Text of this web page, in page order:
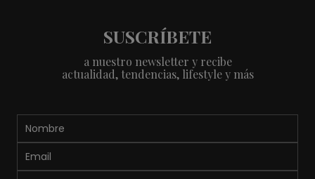
SUSCRÍBETE
a nuestro newsletter y recibe
actualidad, tendencias, lifestyle y más